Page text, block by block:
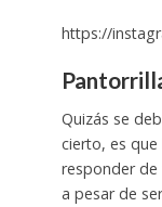
https://
Quizás se
cierto, es
responder de
a pesar de